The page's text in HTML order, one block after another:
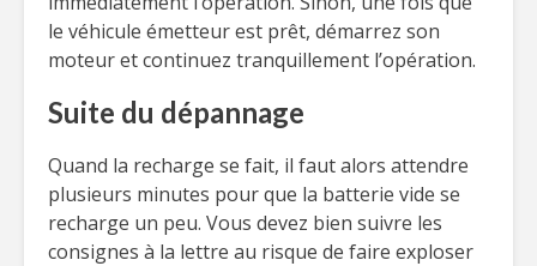
le véhicule émetteur est prêt, démarrez son
moteur et continuez tranquillement l’opération.
Suite du dépannage
Quand la recharge se fait, il faut alors attendre
plusieurs minutes pour que la batterie vide se
recharge un peu. Vous devez bien suivre les
consignes à la lettre au risque de faire exploser